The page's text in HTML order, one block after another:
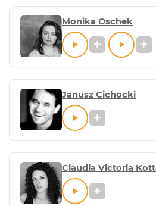
Monika Oschek
Janusz Cichocki
Claudia Victoria